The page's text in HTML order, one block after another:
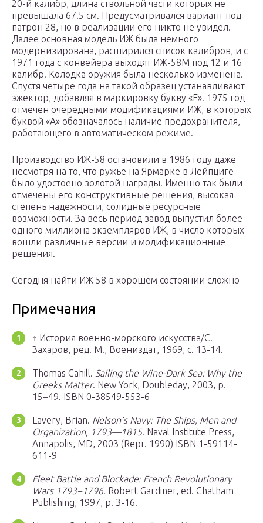
20-й калибр, длина ствольной части которых не
превышала 67.5 см. Предусматривался вариант под
патрон 28, но в реализации его никто не увидел.
Далее основная модель ИЖ была немного
модернизирована, расширился список калибров, и с
1971 года с конвейера выходят ИЖ-58М под 12 и 16
калибр. Колодка оружия была несколько изменена.
Спустя четыре года на такой образец устанавливают
эжектор, добавляя в маркировку букву «Е». 1975 год
отмечен очередными модификациями ИЖ, в которых
буквой «А» обозначалось наличие предохранителя,
работающего в автоматическом режиме.
Производство ИЖ-58 остановили в 1986 году даже
несмотря на то, что ружье на Ярмарке в Лейпциге
было удостоено золотой награды. Именно так были
отмечены его конструктивные решения, высокая
степень надежности, солидные ресурсные
возможности. За весь период завод выпустил более
одного миллиона экземпляров ИЖ, в число которых
вошли различные версии и модификационные
решения.
Сегодня найти ИЖ 58 в хорошем состоянии сложно
Примечания
↑ История военно-морского искусства/С.
Захаров, ред. М., Воениздат, 1969, с. 13-14.
Thomas Cahill. Sailing the Wine-Dark Sea: Why the
Greeks Matter. New York, Doubleday, 2003, p.
15−49. ISBN 0-38549-553-6
Lavery, Brian. Nelson’s Navy: The Ships, Men and
Organization, 1793—1815. Naval Institute Press,
Annapolis, MD, 2003 (Repr. 1990) ISBN 1-59114-
611-9
Fleet Battle and Blockade: French Revolutionary
Wars 1793−1796. Robert Gardiner, ed. Chatham
Publishing, 1997, p. 3-16.